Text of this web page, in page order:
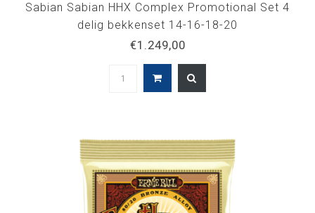
Sabian Sabian HHX Complex Promotional Set 4
delig bekkenset 14-16-18-20
€1.249,00